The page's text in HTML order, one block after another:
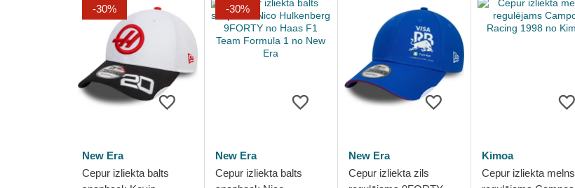
-30%
New Era
Cepur izliekta balts
-30%
New Era
Cepur izliekta balts
New Era
Cepur izliekta zils
Kimoa
Cepur izliekta melns